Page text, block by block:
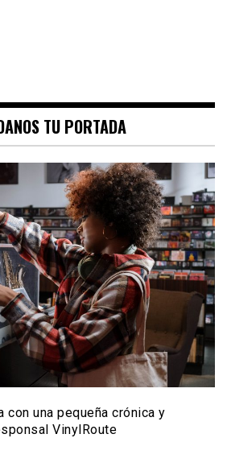
TU PORTADA
con una pequeña crónica y
VinylRoute